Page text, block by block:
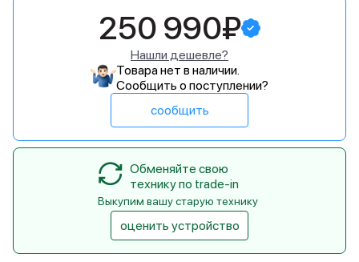
250 990₽
Нашли дешевле?
Товара нет в наличии.
Сообщить о поступлении?
сообщить
Обменяйте свою
технику по trade-in
Выкупим вашу старую технику
оценить устройство